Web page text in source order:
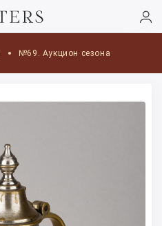
№69. Аукцион сезона